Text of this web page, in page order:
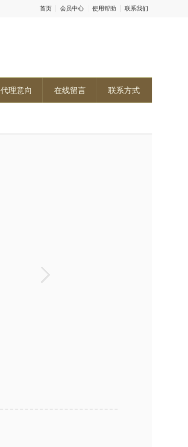
首页 会员中心 使用帮助 联系我们
代理意向 在线留言 联系方式